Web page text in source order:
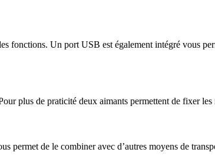
Un port USB est également intégré vous
plus de praticité deux aimants permettent de fixer les
de le combiner avec d’autres moyens de